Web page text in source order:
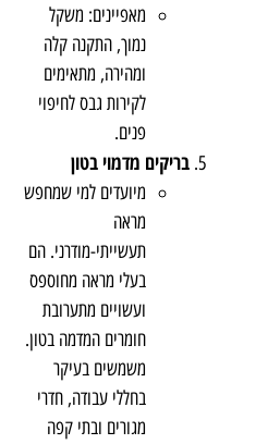
מאפיינים: משקל
נמוך, התקנה קלה
ומהירה, מתאימים
לקירות גבס לחיפוי
פנים.
בריקים מדמוי בטון
מיועדים למי שמחפש
מראה
תעשייתי-מודרני. הם
בעלי מראה מחוספס
ועשויים מתערובת
חומרים המדמה בטון.
משמשים בעיקר
בחללי עבודה, חדרי
מגורים ובתי קפה